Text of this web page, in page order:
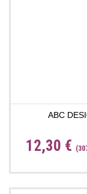
ABC
12,30 €